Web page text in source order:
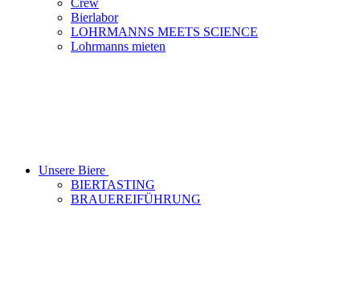
Crew
Bierlabor
LOHRMANNS MEETS SCIENCE
Lohrmanns mieten
Unsere Biere
BIERTASTING
BRAUEREIFÜHRUNG